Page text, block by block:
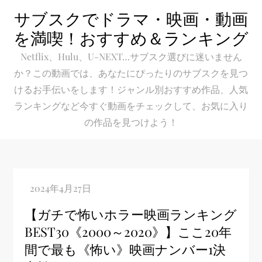
content
サブスクでドラマ・映画・動画
を満喫！おすすめ＆ランキング
Netflix、Hulu、U-NEXT…サブスク選びに迷いません
か？この動画では、あなたにぴったりのサブスクを見つ
けるお手伝いをします！ジャンル別おすすめ作品、人気
ランキングなど今すぐ動画をチェックして、お気に入り
の作品を見つけよう！
【ガチで怖いホラー映画ランキング
BEST30《2000～2020》】ここ20年
間で最も《怖い》映画ナンバー1決